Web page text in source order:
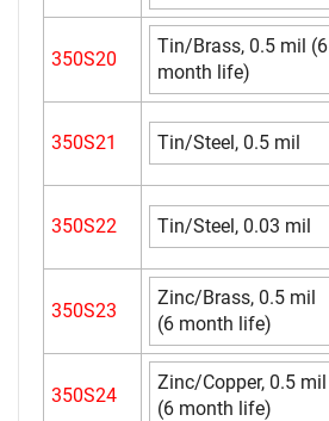
350S20
Tin/Brass, 0.5 mil (6
month life)
350S21 Tin/Steel, 0.5 mil
350S22 Tin/Steel, 0.03 mil
350S23
Zinc/Brass, 0.5 mil
(6 month life)
350S24
Zinc/Copper, 0.5 mil
(6 month life)